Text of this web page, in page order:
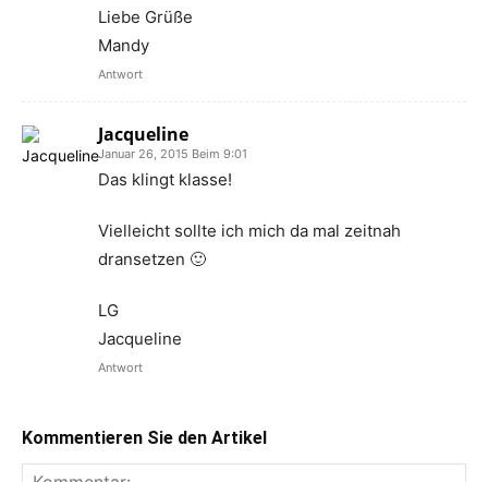
Liebe Grüße
Mandy
Antwort
Jacqueline
Januar 26, 2015 Beim 9:01
Das klingt klasse!
Vielleicht sollte ich mich da mal zeitnah
dransetzen 🙂
LG
Jacqueline
Antwort
Kommentieren Sie den Artikel